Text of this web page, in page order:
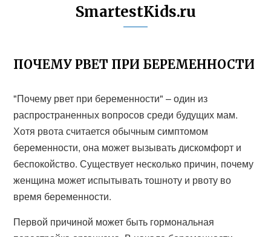
SmartestKids.ru
ПОЧЕМУ РВЕТ ПРИ БЕРЕМЕННОСТИ
"Почему рвет при беременности" – один из
распространенных вопросов среди будущих мам.
Хотя рвота считается обычным симптомом
беременности, она может вызывать дискомфорт и
беспокойство. Существует несколько причин, почему
женщина может испытывать тошноту и рвоту во
время беременности.
Первой причиной может быть гормональная